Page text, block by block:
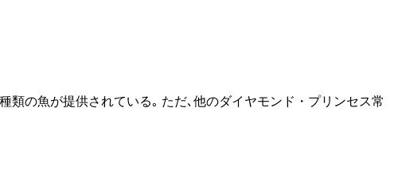
類の魚が提供されている｡ ただ､他のダイヤモンド・プリンセス常